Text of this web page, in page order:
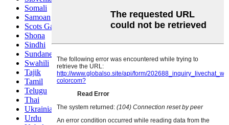
Somali
Samoan
Scots Gaelic
Shona
Sindhi
Sundanese
Swahili
Tajik
Tamil
Telugu
Thai
Ukrainian
Urdu